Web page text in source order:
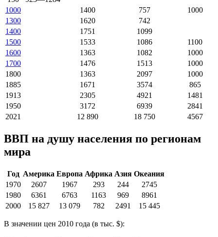
1000
1400 757
1000
1300
1620
742
1400
1751
1099
1500
1533 1086
1100
1600
1363 1082
1000
1700
1476 1513
1000
1800
1363 2097
1000
1885
1671 3574
865
1913
2305 4921
1481
1950
3172 6939
2841
2021
12 890 18 750 4567
ВВП на душу населения по регионам
мира
Год Америка Европа Африка Азия Океания
1970
2607 1967 293 244
2745
1980
6361 6763 1163 969
8961
2000
15 827 13 079 782 2491 15 445
В значении цен 2010 года (в тыс. $):